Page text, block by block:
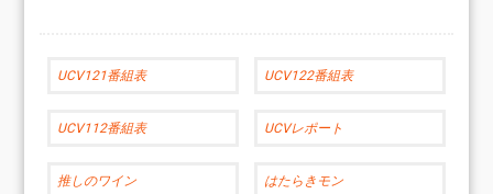
UCV121番組表 UCV122番組表
UCV112番組表 UCVレポート
推しのワイン はたらきモン